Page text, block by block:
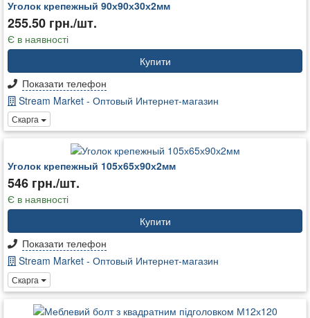
Уголок крепежный 90х90х30х2мм
255.50 грн./шт.
Є в наявності
Купити
Показати телефон
Stream Market - Оптовый Интернет-магазин
Скарга
Уголок крепежный 105х65х90х2мм
546 грн./шт.
Є в наявності
Купити
Показати телефон
Stream Market - Оптовый Интернет-магазин
Скарга